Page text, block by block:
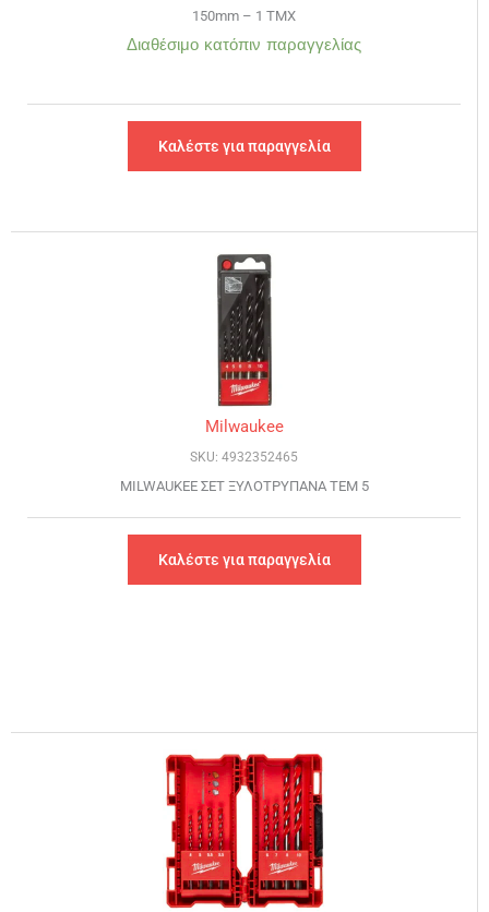
150mm – 1 TMX
Διαθέσιμο κατόπιν παραγγελίας
Καλέστε για παραγγελία
Milwaukee
SKU: 4932352465
MILWAUKEE ΣΕΤ ΞΥΛΟΤΡΥΠΑΝΑ ΤΕΜ 5
Καλέστε για παραγγελία